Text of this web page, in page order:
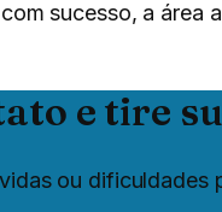
sucesso, a área
e tire
ou